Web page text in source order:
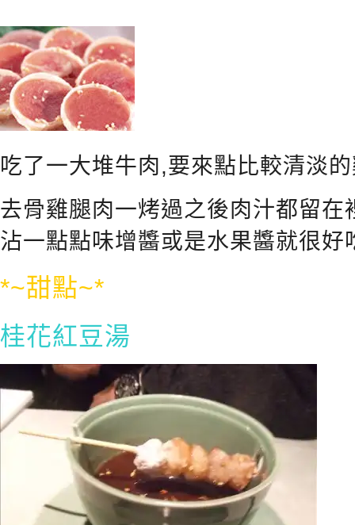
吃了一大堆牛肉,要來點比較清淡
去骨雞腿肉一烤過之後肉汁都留在
沾一點點味增醬或是水果醬就很好
*~甜點~*
桂花紅豆湯